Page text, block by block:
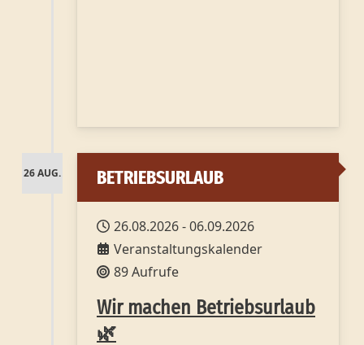
26 AUG. BETRIEBSURLAUB
26.08.2026-06.09.2026
Veranstaltungskalender
89 Aufrufe
Wir machen Betriebsurlaub
🌿